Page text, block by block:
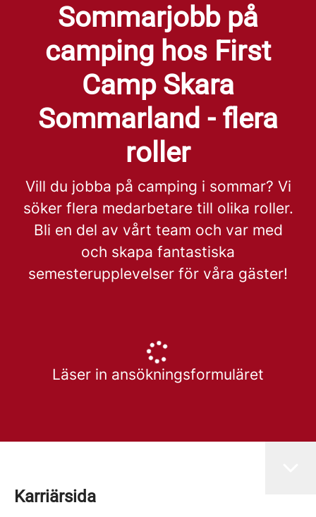
Sommarjobb på
camping hos First
Camp Skara
Sommarland - flera
roller
Vill du jobba på camping i sommar? Vi
söker flera medarbetare till olika roller.
Bli en del av vårt team och var med
och skapa fantastiska
semesterupplevelser för våra gäster!
Läser in ansökningsformuläret
Karriärsida